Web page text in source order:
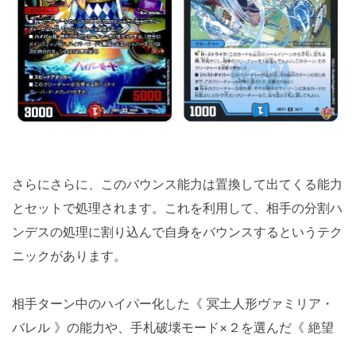
さらにさらに、このバウンス能力は置換して出てくる能力
とセットで処理されます。これを利用して、相手の分割ハ
ンデスの処理に割り込んで自身をバウンスするというテク
ニックがあります。
相手ターン中のハイパー化した《 冥土人形ヴァミリア・
バレル 》の能力や、手札破壊モード×２を選んだ《 絶望